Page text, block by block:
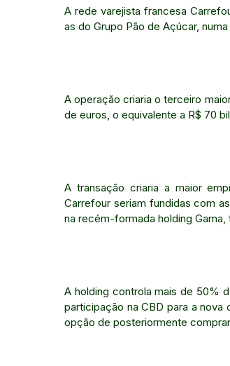
A rede varejista francesa
as do Grupo Pão de Açúcar,
A operação criaria o terceiro
de euros, o equivalente a R$ 70
A transação criaria a maior
Carrefour seriam fundidas com
na recém-formada holding
A holding controla mais de 50%
participação na CBD para a
opção de posteriormente